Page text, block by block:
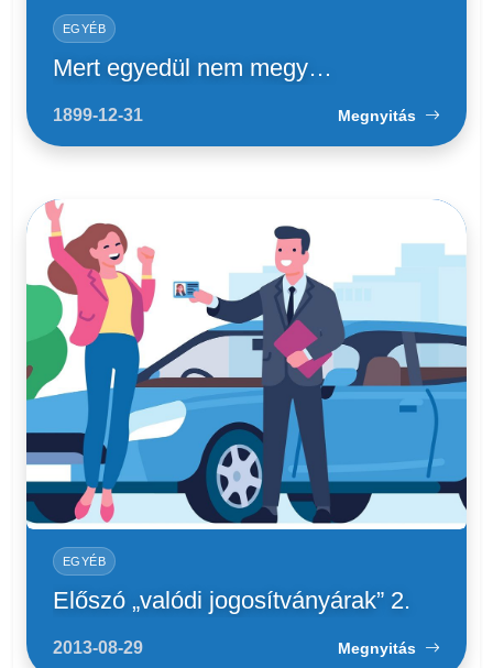
EGYÉB
Mert egyedül nem megy…
1899-12-31 Megnyitás
EGYÉB
Előszó „valódi jogosítványárak” 2.
2013-08-29 Megnyitás